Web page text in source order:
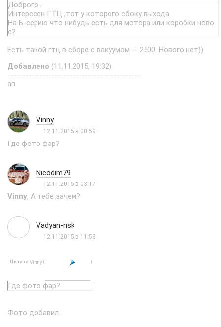
Доброго...
Интересен ГТЦ ,тот у которого сбоку выхода.
На Б-серию что нибудь есть для мотора или коробки ново
е?
Есть такой гтц в сборе с вакуумом -- 2500. Нового нет))
Добавлено (11.11.2015, 19:32)
---------------------------------------------
ап
Vinny
12.11.2015 в 00:59
Где фото фар?
Nicodim79
12.11.2015 в 03:17
Vinny, А тебе зачем?
Vadyan-nsk
12.11.2015 в 11:53
Цитата Vinny ( )
Где фото фар?
Фото добавил.